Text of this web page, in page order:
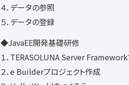
４．データの参照
５．データの登録
◆JavaEE開発基礎研修
１．TERASOLUNA Server
２．e Builderプロジェクト作成